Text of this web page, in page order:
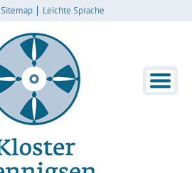
Sitemap Leichte Sprache